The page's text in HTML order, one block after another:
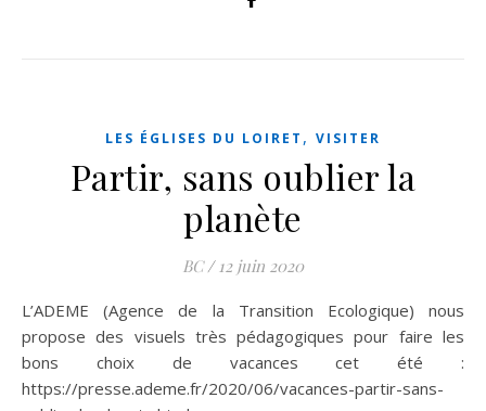
LES ÉGLISES DU LOIRET , VISITER
Partir, sans oublier la
planète
BC / 12 juin 2020
L’ADEME (Agence de la Transition Ecologique) nous
propose des visuels très pédagogiques pour faire les
bons choix de vacances cet été :
https://presse.ademe.fr/2020/06/vacances-partir-sans-